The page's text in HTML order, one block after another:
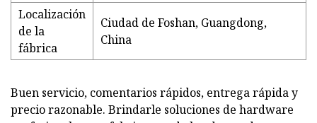
Localización
de la
fábrica
Ciudad de Foshan, Guangdong,
China
Buen servicio, comentarios rápidos, entrega rápida y
precio razonable. Brindarle soluciones de hardware